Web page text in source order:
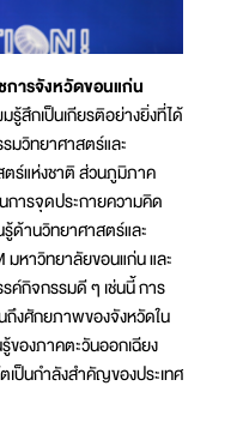
การจังหวัดขอนแก่น
รู้สึกเป็นเกียรติอย่างยิ่งที่ได้
มวิทยาศาสตร์และ
ตร์แห่งชาติ ส่วนภูมิภาค
การจุดประกายความคิด
รู้ด้านวิทยาศาสตร์และ
หาวิทยาลัยขอนแก่น และ
กิจกรรมดี ๆ เช่นนี้ การ
ถึงศักยภาพของจังหวัดใน
ของภาคตะวันออกเฉียง
เป็นกำลังสำคัญของประเทศ